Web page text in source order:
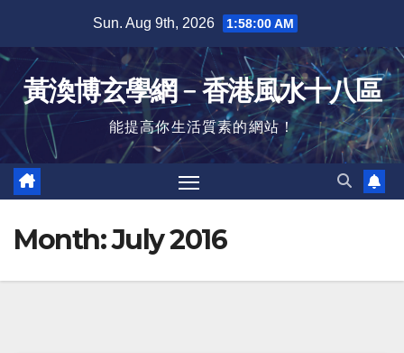
content
Sun. Aug 9th, 2026 1:58:01 AM
黃渙博玄學網﹣香港風水十八區
能提高你生活質素的網站！
Month:July 2016